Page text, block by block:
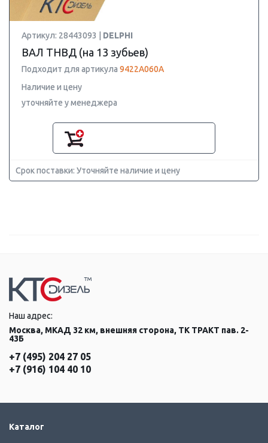
Артикул: 28443093 | DELPHI
ВАЛ ТНВД (на 13 зубьев)
Подходит для артикула 9422A060A
Наличие и цену
уточняйте у менеджера
Срок поставки: Уточняйте наличие и цену
Наш адрес:
Москва, МКАД 32 км, внешняя сторона, ТК ТРАКТ пав. 2-
43Б
+7 (495) 204 27 05
+7 (916) 104 40 10
Каталог